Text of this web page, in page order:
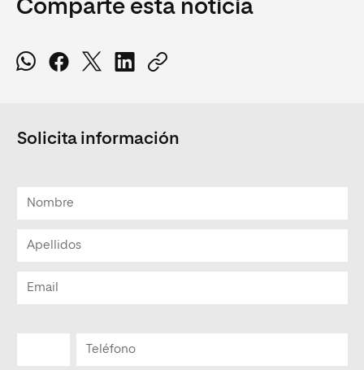
Comparte esta noticia
Solicita información